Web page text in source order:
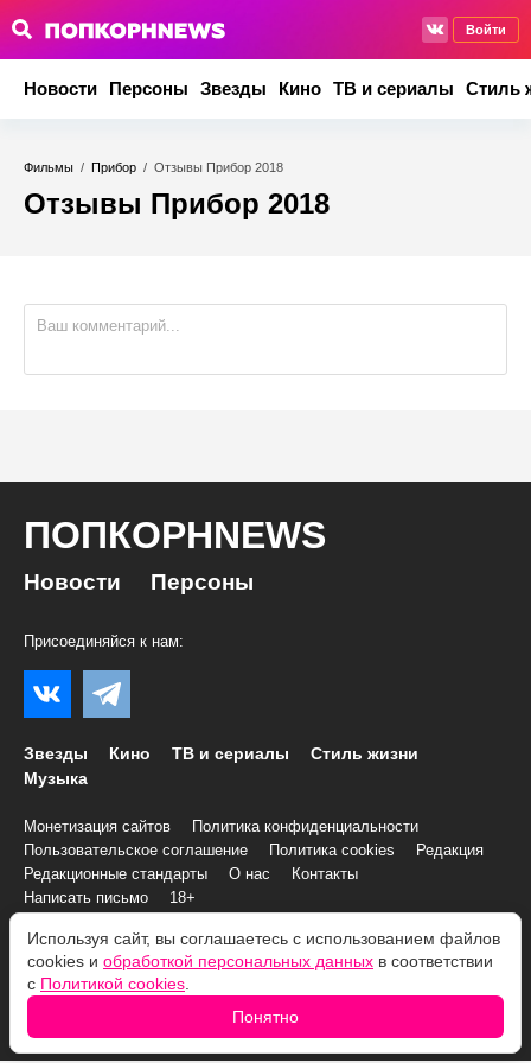
Войти
Новости Персоны Звезды Кино ТВ и сериалы Стиль
Фильмы / Прибор / Отзывы Прибор 2018
Отзывы Прибор 2018
ПОПКОРНNEWS
Новости Персоны
Присоединяйся к нам:
Звезды Кино ТВ и сериалы
Стиль жизни
Музыка
Монетизация сайтов
Политика конфиденциальности
Пользовательское соглашение
Политика cookies
Редакция
Редакционные стандарты
О нас
Контакты
Написать письмо
18+
© 2007–2026 Все права и материалы принадлежат
«ПОПКОРНNEWS»
При копировании информации необходимо соблюдать
Используя сайт, вы соглашаетесь с использованием файлов
cookies и обработкой персональных данных в соответствии
с Политикой cookies
Понятно